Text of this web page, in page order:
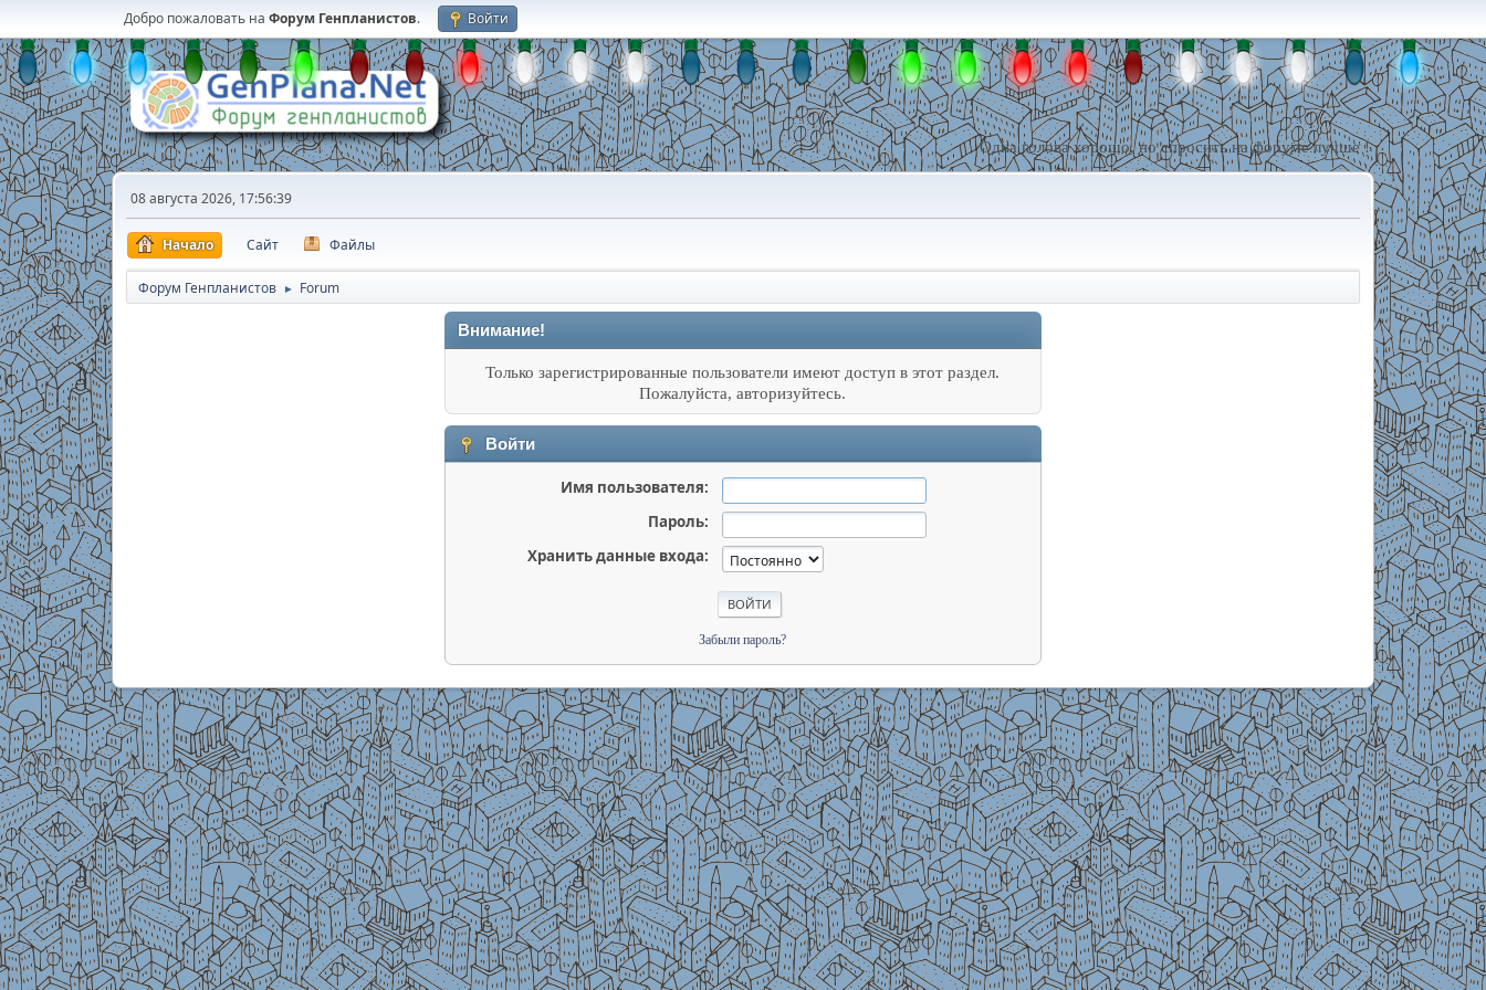
Добро пожаловать на Форум Генпланистов. Войти
Одна голова хорошо, но спросить на форуме лучше !
08 августа 2026, 17:56:39
Начало Сайт Файлы
Форум Генпланистов ► Forum
Внимание!
Только зарегистрированные пользователи имеют доступ в этот раздел.
Пожалуйста, авторизуйтесь.
Войти
Имя пользователя:
Пароль:
Хранить данные входа:
Забыли пароль?